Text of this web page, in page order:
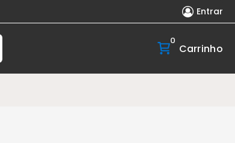
Entrar
0
Carrinho